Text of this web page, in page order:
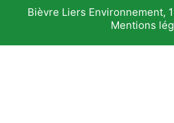
Bièvre Liers Environnement,
Mentions